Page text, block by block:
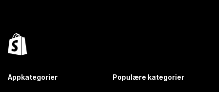
Appkategorier Populære kategorier